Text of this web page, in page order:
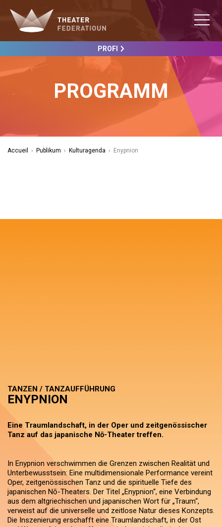
PROFI
PROGRAMM
Accueil › Publikum › Kulturagenda › Enypnion
TANZEN / TANZAUFFÜHRUNG
ENYPNION
Eine Traumlandschaft, in der Oper und zeitgenössischer
Tanz auf das japanische Nō-Theater treffen.
In Enypnion verschwimmen die Grenzen zwischen Realität und
Unterbewusstsein: Eine multidimensionale Performance vereint
Oper, zeitgenössischen Tanz und die spirituelle Tiefe des
japanischen Nō-Theaters. Der Titel „Enypnion“, eine Verbindung
aus dem altgriechischen und japanischen Wort für „Traum“,
verweist auf die universelle und zeitlose Natur dieses Konzepts.
Die Inszenierung erschafft eine Traumlandschaft, in der Ost